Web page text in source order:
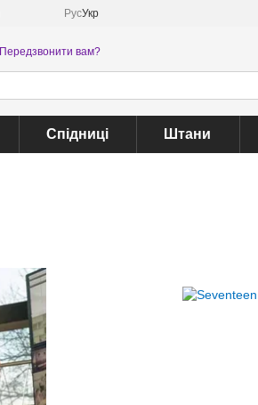
РусУкр
Передзвонити вам?
Спідниці Штани